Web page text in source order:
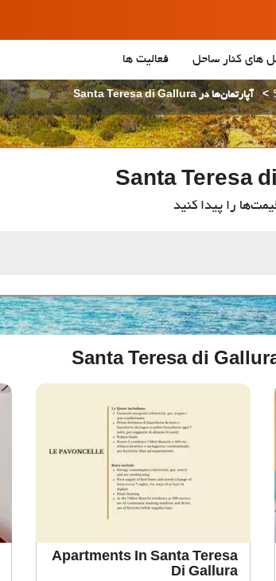
های کنار ساحل فعالیت ها
آپارتمان‌ها در Santa Teresa di Gallura
را پیدا کنید
Apartments In Santa Teresa
Di Gallura